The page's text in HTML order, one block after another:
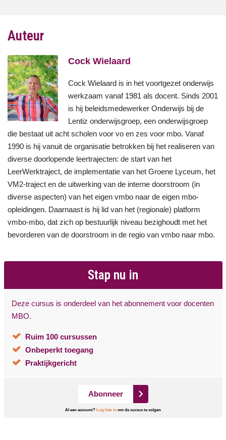
Auteur
Cock Wielaard
Cock Wielaard is in het voortgezet onderwijs
werkzaam vanaf 1981 als docent. Sinds 2001
is hij beleidsmedewerker Onderwijs bij de
Lentiz onderwijsgroep, een onderwijsgroep
die bestaat uit acht scholen voor vo en zes voor mbo. Vanaf
1990 is hij vanuit de organisatie betrokken bij het realiseren van
diverse doorlopende leertrajecten: de start van het
LeerWerktraject, de implementatie van het Groene Lyceum, het
VM2-traject en de uitwerking van de interne doorstroom (in
diverse aspecten) van het eigen vmbo naar de eigen mbo-
opleidingen. Daarnaast is hij lid van het (regionale) platform
vmbo-mbo, dat zich op bestuurlijk niveau bezighoudt met het
bevorderen van de doorstroom in de regio van vmbo naar mbo.
Stap nu in
Deze cursus is onderdeel van het abonnement voor docenten
MBO.
Ruim 100 cursussen
Onbeperkt toegang
Praktijkgericht
Abonneer
Al een account? Log hier in om de cursus te volgen